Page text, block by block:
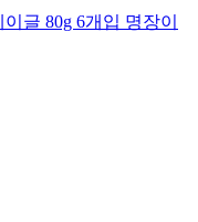
글 80g 6개입 명장이